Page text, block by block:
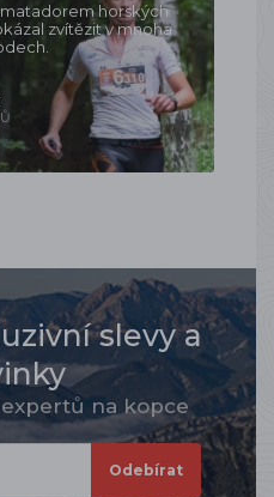
horských
zvítězit v mnoha
slevy a
na kopce